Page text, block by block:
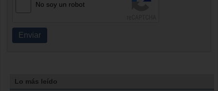
No soy un robot
Enviar
Lo más leído